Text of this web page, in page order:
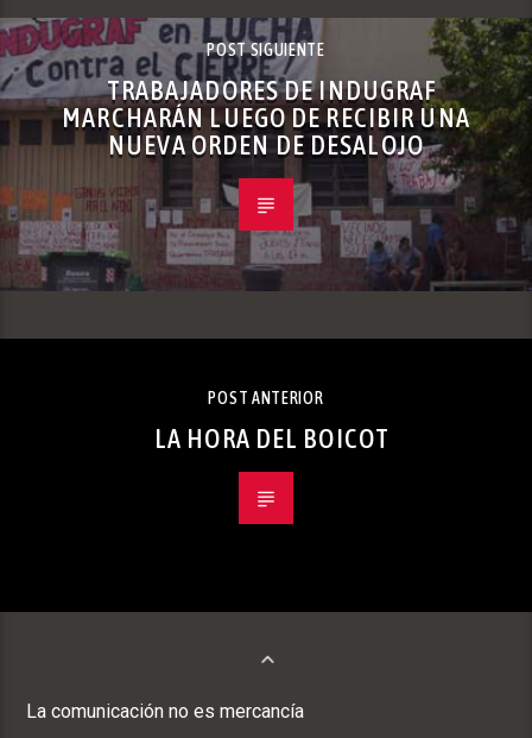
POST SIGUIENTE
TRABAJADORES DE INDUGRAF
MARCHARÁN LUEGO DE RECIBIR UNA
NUEVA ORDEN DE DESALOJO
POST ANTERIOR
LA HORA DEL BOICOT
La comunicación no es mercancía